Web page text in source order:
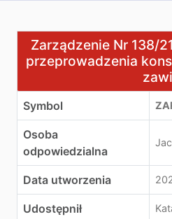
Zarządzenie Nr 138/21
Zarządzenie Nr 138/
przeprowadzenia
Symbol
Osoba
odpowiedzialna
Data utworzenia
Udostępnił